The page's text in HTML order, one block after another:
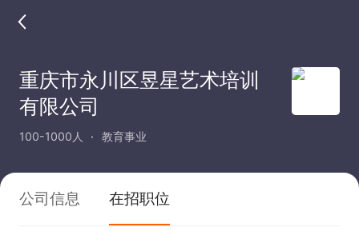
重庆市永川区昱星艺术培训
有限公司
100-1000人 教育事业
公司信息 在招职位